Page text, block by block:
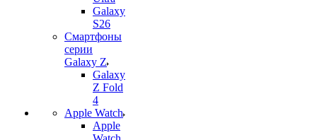
Galaxy
S26
Смартфоны
серии
Galaxy Z
Galaxy
Z Fold
4
Apple Watch
Apple